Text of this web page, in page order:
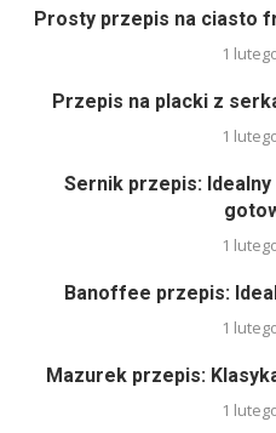
Prosty przepis na ciasto
1
Przepis na placki z
1
Sernik przepis:
1
Banoffee przepis:
1
Mazurek przepis:
1